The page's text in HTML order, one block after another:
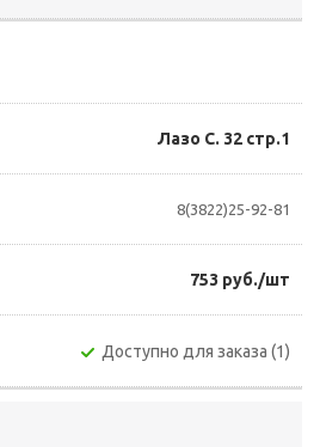
Лазо С. 32 стр.1
8(3822)25-92-81
753 руб./шт
Доступно для заказа (1)